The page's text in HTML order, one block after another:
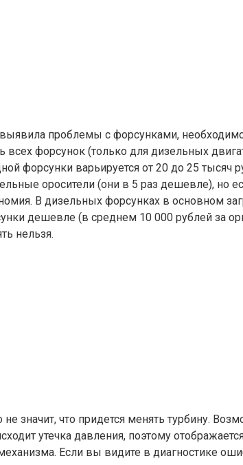
выявила проблемы с форсунками,
всех форсунок (только для дизельных
форсунки варьируется от 20 до 25 тысяч
оросители (они в 5 раз дешевле), но
В дизельных форсунках в основном
дешевле (в среднем 10 000 рублей за
нельзя.
значит, что придется менять турбину.
утечка давления, поэтому
Если вы видите в диагностике